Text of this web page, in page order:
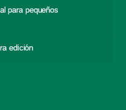
para pequeños
edición